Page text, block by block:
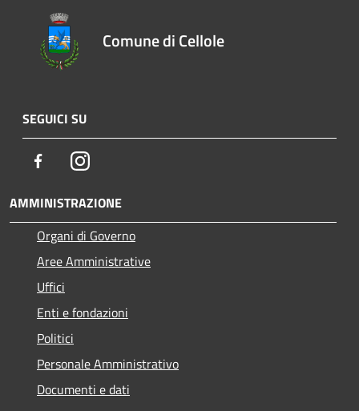
Comune di Cellole
SEGUICI SU
FacebookInstagram
AMMINISTRAZIONE
Organi di Governo
Aree Amministrative
Uffici
Enti e fondazioni
Politici
Personale Amministrativo
Documenti e dati